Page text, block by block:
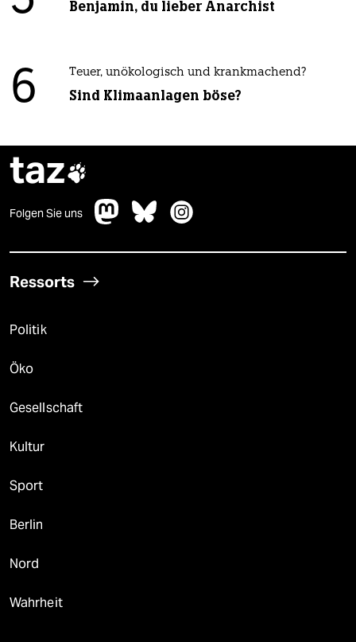
Benjamin, du lieber Anarchist
6 Teuer, unökologisch und krankmachend?
Sind Klimaanlagen böse?
taz
Folgen Sie uns
Ressorts
Politik
Öko
Gesellschaft
Kultur
Sport
Berlin
Nord
Wahrheit